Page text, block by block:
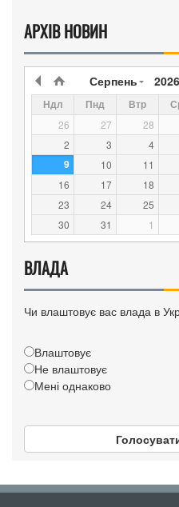
АРХІВ НОВИН
Серпень 2026
Ндл Пнд Втр
26 27 28
2
3 4
9 10 11
16
17 18
23
24 25
30
31 1
ВЛАДА
Чи влаштовує вас влада в
Влаштовує
Не влаштовує
Мені однаково